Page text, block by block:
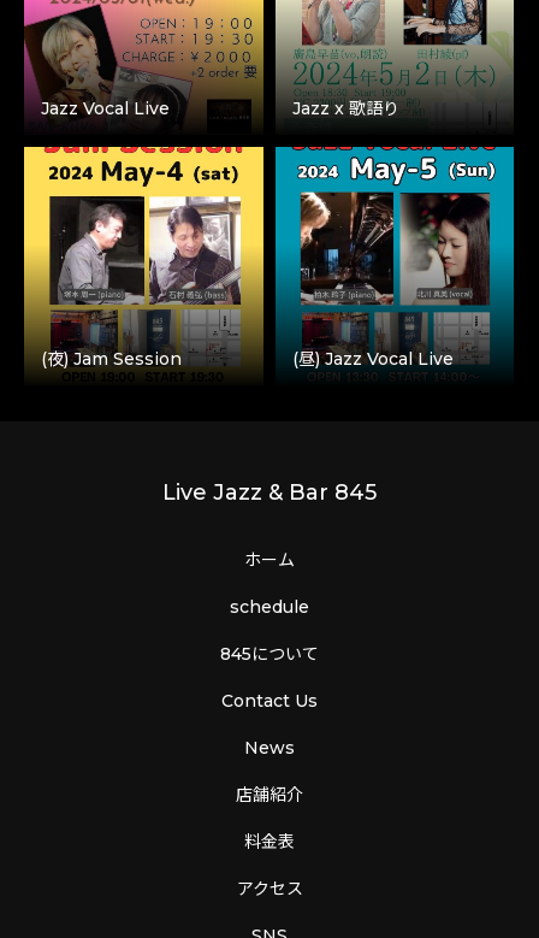
Jazz Vocal Live Jazz x 歌語り
(夜) Jam Session (昼) Jazz Vocal Live
Live Jazz & Bar 845
ホーム
schedule
845について
Contact Us
News
店舗紹介
料金表
アクセス